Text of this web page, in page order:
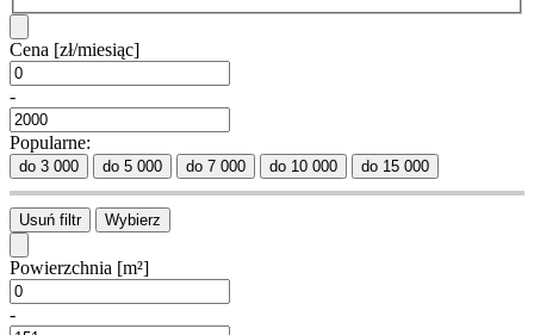
Cena [zł/miesiąc]
-
Popularne:
do 3 000 do 5 000 do 7 000 do 10 000 do 15 000
Usuń filtr Wybierz
Powierzchnia [m²]
-